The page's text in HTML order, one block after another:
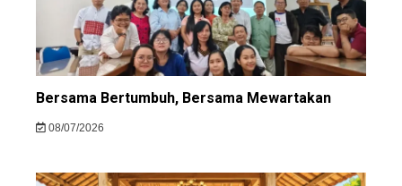
Bersama Bertumbuh, Bersama Mewartakan
08/07/2026